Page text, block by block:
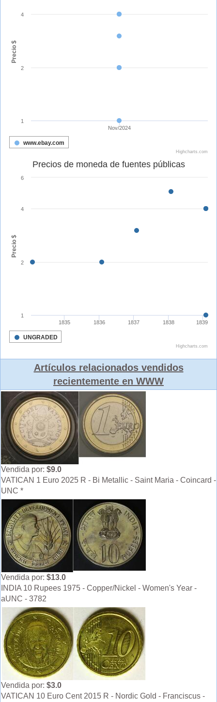
Artículos relacionados vendidos
recientemente en WWW
Vendida por: $9.0
VATICAN 1 Euro 2025 R - Bi Metallic - Saint Maria - Coincard -
UNC *
Vendida por: $13.0
INDIA 10 Rupees 1975 - Copper/Nickel - Women's Year -
aUNC - 3782
Vendida por: $3.0
VATICAN 10 Euro Cent 2015 R - Nordic Gold - Franciscus -